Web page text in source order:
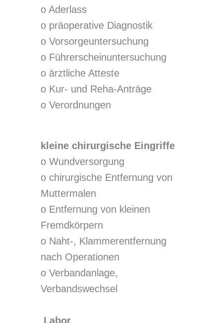
o Aderlass
o präoperative Diagnostik
o Vorsorgeuntersuchung
o Führerscheinuntersuchung
o ärztliche Atteste
o Kur- und Reha-Anträge
o Verordnungen
kleine chirurgische Eingriffe
o Wundversorgung
o chirurgische Entfernung von
Muttermalen
o Entfernung von kleinen
Fremdkörpern
o Naht-, Klammerentfernung
nach Operationen
o Verbandanlage,
Verbandswechsel
Labor